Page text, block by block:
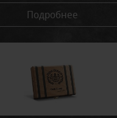
Подробнее